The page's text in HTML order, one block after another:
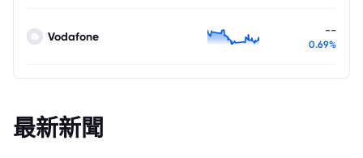
Vodafone --
0.69%
最新新聞